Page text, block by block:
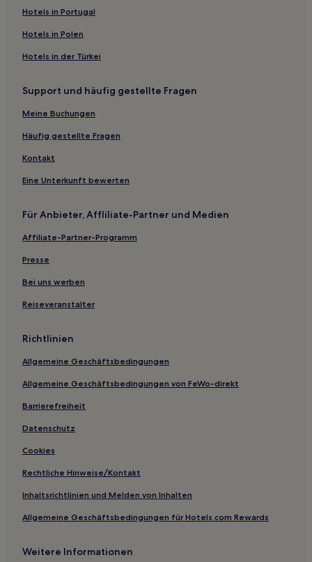
Günstige in Provinz Kanchanaburi
Familien in Provinz Kanchanaburi
Kanchanaburi Hotels
Hotels nahe Hellfire Pass Memorial Museum
Ban Plaeng Chang Hotels
Bo Phloi Hotels
Provinz Kanchanaburi: Hotels
Hotels nahe Kanchanaburi Walking Street
Ban Don Rak Hotels
Hotels nahe Mahawangchang Elefanten Camp
Hotels nahe River Kwai Golf and Country Club
Ban Ai Hit Hotels
Hotels in Portugal
Hotels in Polen
Hotels in der Türkei
Support und häufig gestellte Fragen
Meine Buchungen
Häufig gestellte Fragen
Kontakt
Eine Unterkunft bewerten
Für Anbieter, Affliliate-Partner und Medien
Affiliate-Partner-Programm
Presse
Bei uns werben
Reiseveranstalter
Richtlinien
Allgemeine Geschäftsbedingungen
Allgemeine Geschäftsbedingungen von FeWo-direkt
Barrierefreiheit
Datenschutz
Cookies
Rechtliche Hinweise/Kontakt
Inhaltsrichtlinien und Melden von Inhalten
Allgemeine Geschäftsbedingungen für Hotels.com Rewards
Weitere Informationen